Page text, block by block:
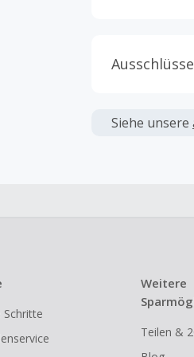
Ausschlüsse
verwendet
Händlern
Siehe unsere
Schritte
Weitere
Teilen &